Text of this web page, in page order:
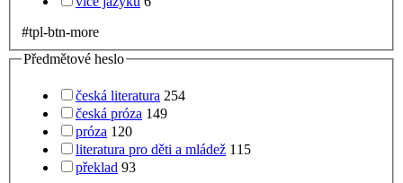
#tpl-btn-more
Předmětové heslo
česká literatura 254
česká próza 149
próza 120
literatura pro děti a mládež 115
překlad 93